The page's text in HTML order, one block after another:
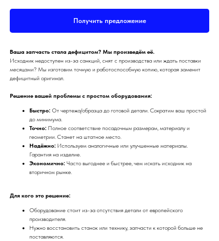
Получить предложение
Ваша запчасть стала дефицитом? Мы произведём её.
Исходник недоступен из-за санкций, снят с производства или ждать поставки
месяцами? Мы изготовим точную и работоспособную копию, которая заменит
дефицитный оригинал.
Решение вашей проблемы с простом оборудования:
Быстро: От чертежа/образца до готовой детали. Сократим ваш простой
до минимума.
Точно: Полное соответствие посадочным размерам, материалу и
геометрии. Станет на штатное место.
Надёжно: Используем аналогичные или улучшенные материалы.
Гарантия на изделие.
Экономично: Часто выгоднее и быстрее, чем искать исходник на
вторичном рынке.
Для кого это решение:
Оборудование стоит из-за отсутствия детали от европейского
производителя.
Нужно восстановить станок или технику, запчасти к которой больше не
поставляются.
ОТЗЫВЫ О НАШЕЙ
ПРЕИМУЩЕСТВА